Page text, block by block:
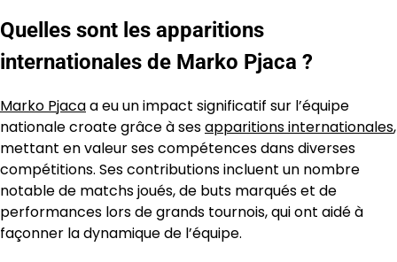
Quelles sont les apparitions
internationales de Marko Pjaca ?
Marko Pjacaa eu un impact significatif sur l’équipe
nationale croate grâce à sesapparitions internationales,
mettant en valeur ses compétences dans diverses
compétitions. Ses contributions incluent un nombre
notable de matchs joués, de buts marqués et de
performances lors de grands tournois, qui ont aidé à
façonner la dynamique de l’équipe.